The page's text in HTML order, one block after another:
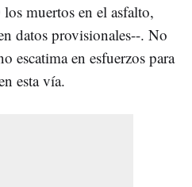
muertos en el asfalto,
datos provisionales--. No
escatima en esfuerzos para
esta vía.